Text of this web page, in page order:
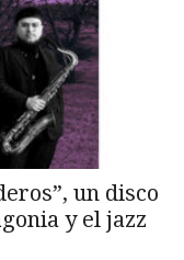
un disco
y el jazz